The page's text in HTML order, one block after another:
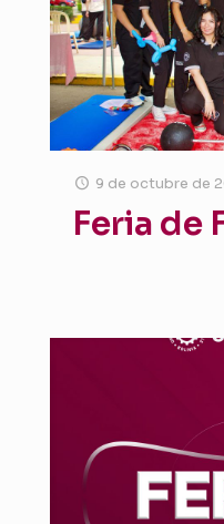
9 de octubre de
Feria de